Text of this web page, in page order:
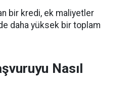
bir kredi, ek maliyetler
daha yüksek bir toplam
Nasıl